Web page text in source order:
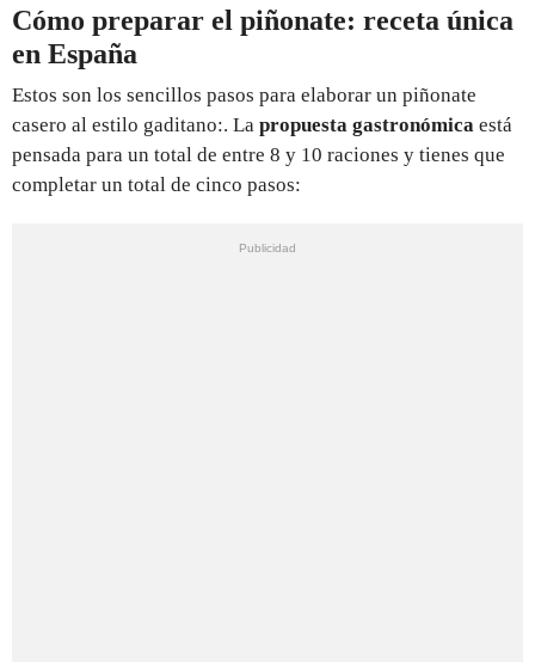
Cómo preparar el piñonate: receta única
en España
Estos son los sencillos pasos para elaborar un piñonate
casero al estilo gaditano:. La propuesta gastronómica está
pensada para un total de entre 8 y 10 raciones y tienes que
completar un total de cinco pasos: